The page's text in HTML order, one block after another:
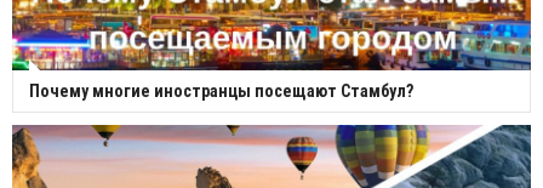
Почему многие иностранцы посещают Стамбул?